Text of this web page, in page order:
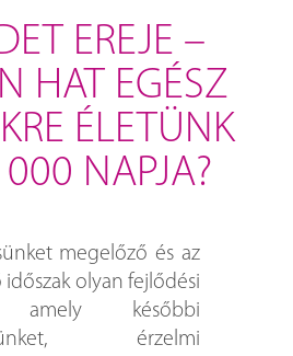
EREJE –
HAT EGÉSZ
ÉLETÜNK
NAPJA?
megelőző és az
időszak olyan fejlődési
amely későbbi
érzelmi